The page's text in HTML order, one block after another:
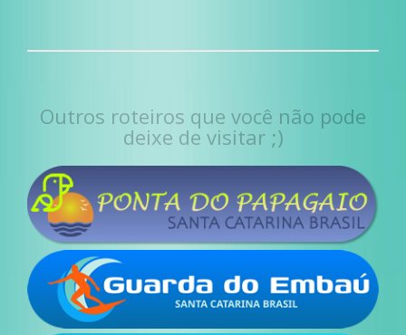
Outros roteiros que você não pode
deixe de visitar ;)